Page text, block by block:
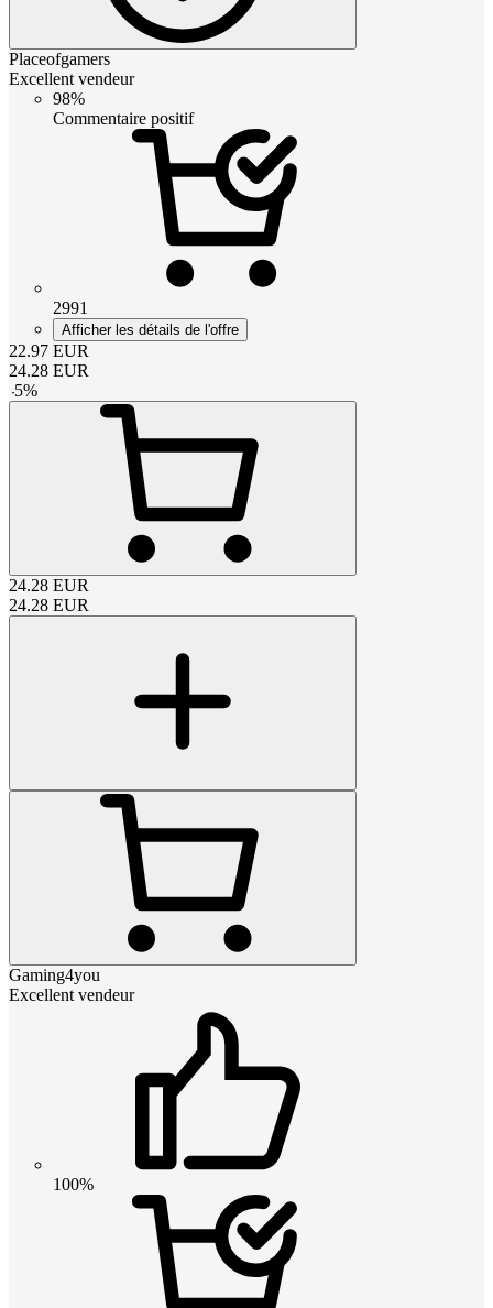
Placeofgamers
Excellent vendeur
98%
Commentaire positif
2991
Afficher les détails de l'offre
22.97 EUR
24.28 EUR
-5%
24.28 EUR
24.28 EUR
Gaming4you
Excellent vendeur
100%